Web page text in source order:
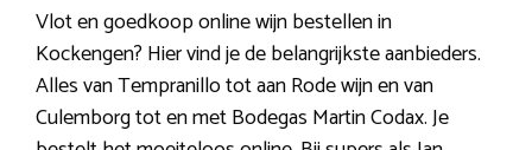
Vlot en goedkoop online wijn bestellen in
Kockengen? Hier vind je de belangrijkste aanbieders.
Alles van Tempranillo tot aan Rode wijn en van
Culemborg tot en met Bodegas Martin Codax. Je